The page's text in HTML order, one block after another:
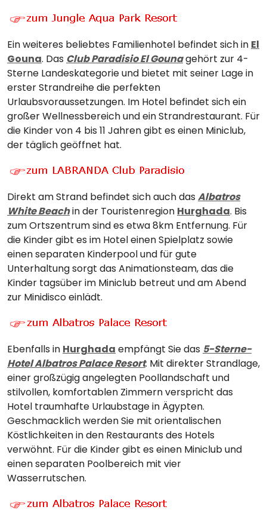
Ein weiteres beliebtes Familienhotel befindet sich in El
Gouna. Das Club Paradisio El Gounagehört zur 4-
Sterne Landeskategorie und bietet mit seiner Lage in
erster Strandreihe die perfekten
Urlaubsvoraussetzungen. Im Hotel befindet sich ein
großer Wellnessbereich und ein Strandrestaurant. Für
die Kinder von 4 bis 11 Jahren gibt es einen Miniclub,
der täglich geöffnet hat.
Direkt am Strand befindet sich auch das Albatros
White Beachin der Touristenregion Hurghada. Bis
zum Ortszentrum sind es etwa 8km Entfernung. Für
die Kinder gibt es im Hotel einen Spielplatz sowie
einen separaten Kinderpool und für gute
Unterhaltung sorgt das Animationsteam, das die
Kinder tagsüber im Miniclub betreut und am Abend
zur Minidisco einlädt.
Ebenfalls in Hurghada empfängt Sie das 5-Sterne-
Hotel Albatros Palace Resort. Mit direkter Strandlage,
einer großzügig angelegten Poollandschaft und
stilvollen, komfortablen Zimmern verspricht das
Hotel traumhafte Urlaubstage in Ägypten.
Geschmacklich werden Sie mit orientalischen
Köstlichkeiten in den Restaurants des Hotels
verwöhnt. Für die Kinder gibt es einen Miniclub und
einen separaten Poolbereich mit vier
Wasserrutschen.